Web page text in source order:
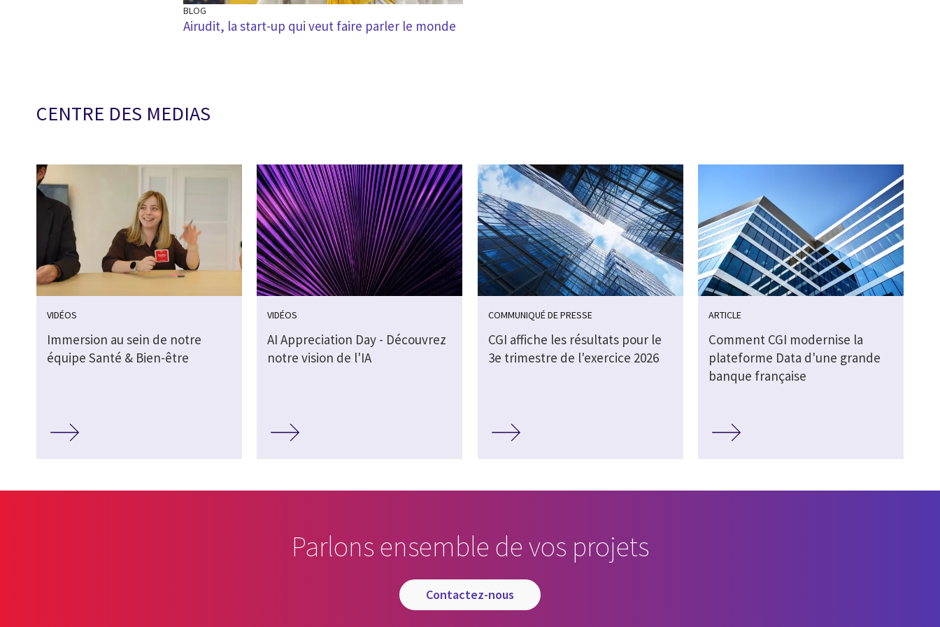
BLOG
Airudit, la start-up qui veut faire parler le monde
CENTRE DES MEDIAS
VIDÉOS
Immersion au sein de notre
équipe Santé & Bien-être
VIDÉOS
AI Appreciation Day - Découvrez
notre vision de l'IA
COMMUNIQUÉ DE PRESSE
CGI affiche les résultats pour le
3e trimestre de l'exercice 2026
ARTICLE
Comment CGI modernise la
plateforme Data d'une grande
banque française
Parlons ensemble de vos projets
contactez-nous